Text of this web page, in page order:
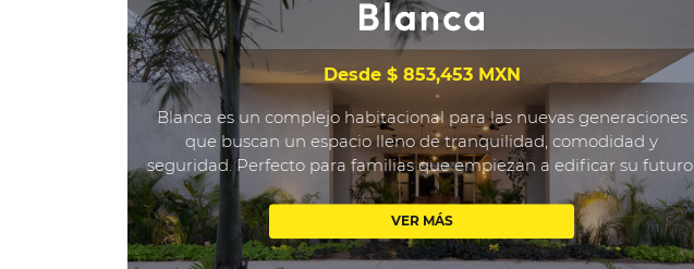
Desde $ 853,453 MXN
Blanca es un complejo habitacional para las nuevas generaciones
que buscan un espacio lleno de tranquilidad, comodidad y
seguridad. Perfecto para familias que empiezan a edificar su futuro.
VER MÁS